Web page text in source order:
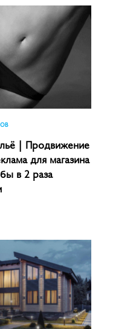
| Продвижение
для магазина
в 2 раза